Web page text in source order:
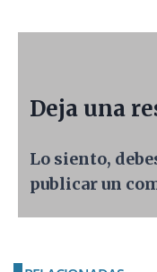
Deja una
Lo siento,
publicar un